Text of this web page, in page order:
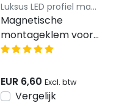
Luksus LED profiel magnetische montageklem
Magnetische
montageklem voor
LED profiel 01ZWART
EUR 6,60 Excl. btw
Vergelijk